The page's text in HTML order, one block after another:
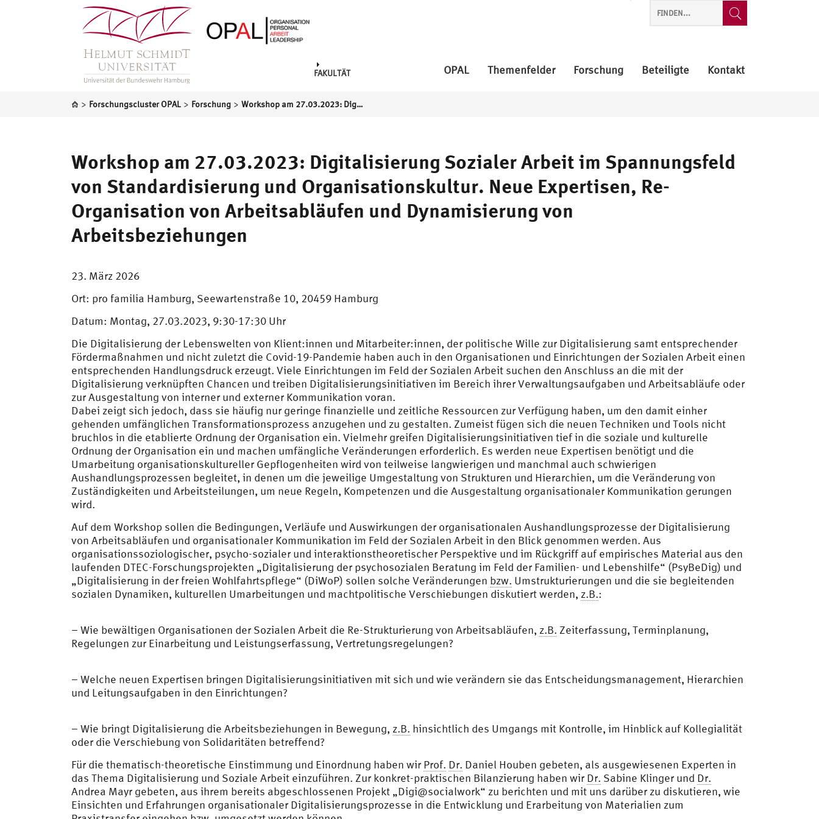
FAKULTÄT OPAL Themenfelder Forschung Beteiligte Kontakt
> Forschungscluster OPAL > Forschung > Workshop am 27.03.2023: Digitalisierung Sozialer Arbeit im Spannungsfeld von Standardisierung und Organisationskultur. Neue Expertisen, Re-Organisation von Arbeitsabläufen und Dynamisierung von Arbeitsbeziehungen
Workshop am 27.03.2023: Digitalisierung Sozialer Arbeit im Spannungsfeld
von Standardisierung und Organisationskultur. Neue Expertisen, Re-
Organisation von Arbeitsabläufen und Dynamisierung von
Arbeitsbeziehungen
23. März 2026
Ort: pro familia Hamburg, Seewartenstraße 10, 20459 Hamburg
Datum: Montag, 27.03.2023, 9:30-17:30 Uhr
Die Digitalisierung der Lebenswelten von Klient:innen und Mitarbeiter:innen, der politische Wille zur Digitalisierung samt entsprechender
Fördermaßnahmen und nicht zuletzt die Covid-19-Pandemie haben auch in den Organisationen und Einrichtungen der Sozialen Arbeit einen
entsprechenden Handlungsdruck erzeugt. Viele Einrichtungen im Feld der Sozialen Arbeit suchen den Anschluss an die mit der
Digitalisierung verknüpften Chancen und treiben Digitalisierungsinitiativen im Bereich ihrer Verwaltungsaufgaben und Arbeitsabläufe oder
zur Ausgestaltung von interner und externer Kommunikation voran.
Dabei zeigt sich jedoch, dass sie häufig nur geringe finanzielle und zeitliche Ressourcen zur Verfügung haben, um den damit einher
gehenden umfänglichen Transformationsprozess anzugehen und zu gestalten. Zumeist fügen sich die neuen Techniken und Tools nicht
bruchlos in die etablierte Ordnung der Organisation ein. Vielmehr greifen Digitalisierungsinitiativen tief in die soziale und kulturelle
Ordnung der Organisation ein und machen umfängliche Veränderungen erforderlich. Es werden neue Expertisen benötigt und die
Umarbeitung organisationskultureller Gepflogenheiten wird von teilweise langwierigen und manchmal auch schwierigen
Aushandlungsprozessen begleitet, in denen um die jeweilige Umgestaltung von Strukturen und Hierarchien, um die Veränderung von
Zuständigkeiten und Arbeitsteilungen, um neue Regeln, Kompetenzen und die Ausgestaltung organisationaler Kommunikation gerungen
wird.
Auf dem Workshop sollen die Bedingungen, Verläufe und Auswirkungen der organisationalen Aushandlungsprozesse der Digitalisierung
von Arbeitsabläufen und organisationaler Kommunikation im Feld der Sozialen Arbeit in den Blick genommen werden. Aus
organisationssoziologischer, psycho-sozialer und interaktionstheoretischer Perspektive und im Rückgriff auf empirisches Material aus den
laufenden DTEC-Forschungsprojekten „Digitalisierung der psychosozialen Beratung im Feld der Familien- und Lebenshilfe“ (PsyBeDig) und
„Digitalisierung in der freien Wohlfahrtspflege“ (DiWoP) sollen solche Veränderungen bzw. Umstrukturierungen und die sie begleitenden
sozialen Dynamiken, kulturellen Umarbeitungen und machtpolitische Verschiebungen diskutiert werden, z.B.:
– Wie bewältigen Organisationen der Sozialen Arbeit die Re-Strukturierung von Arbeitsabläufen, z.B. Zeiterfassung, Terminplanung,
Regelungen zur Einarbeitung und Leistungserfassung, Vertretungsregelungen?
– Welche neuen Expertisen bringen Digitalisierungsinitiativen mit sich und wie verändern sie das Entscheidungsmanagement, Hierarchien
und Leitungsaufgaben in den Einrichtungen?
– Wie bringt Digitalisierung die Arbeitsbeziehungen in Bewegung, z.B. hinsichtlich des Umgangs mit Kontrolle, im Hinblick auf Kollegialität
oder die Verschiebung von Solidaritäten betreffend?
Für die thematisch-theoretische Einstimmung und Einordnung haben wir Prof. Dr. Daniel Houben gebeten, als ausgewiesenen Experten in
das Thema Digitalisierung und Soziale Arbeit einzuführen. Zur konkret-praktischen Bilanzierung haben wir Dr. Sabine Klinger und Dr.
Andrea Mayr gebeten, aus ihrem bereits abgeschlossenen Projekt „Digi@socialwork“ zu berichten und mit uns darüber zu diskutieren, wie
Einsichten und Erfahrungen organisationaler Digitalisierungsprozesse in die Entwicklung und Erarbeitung von Materialien zum